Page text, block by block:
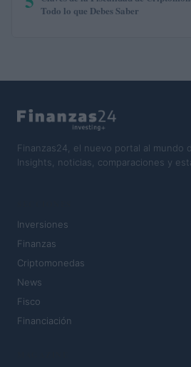
Todo lo que Debes Saber
Finanzas24, el nuevo portal al mundo
Insights, noticias, comparaciones y
Inversiones
Finanzas
Criptomonedas
News
Fisco
Financiación